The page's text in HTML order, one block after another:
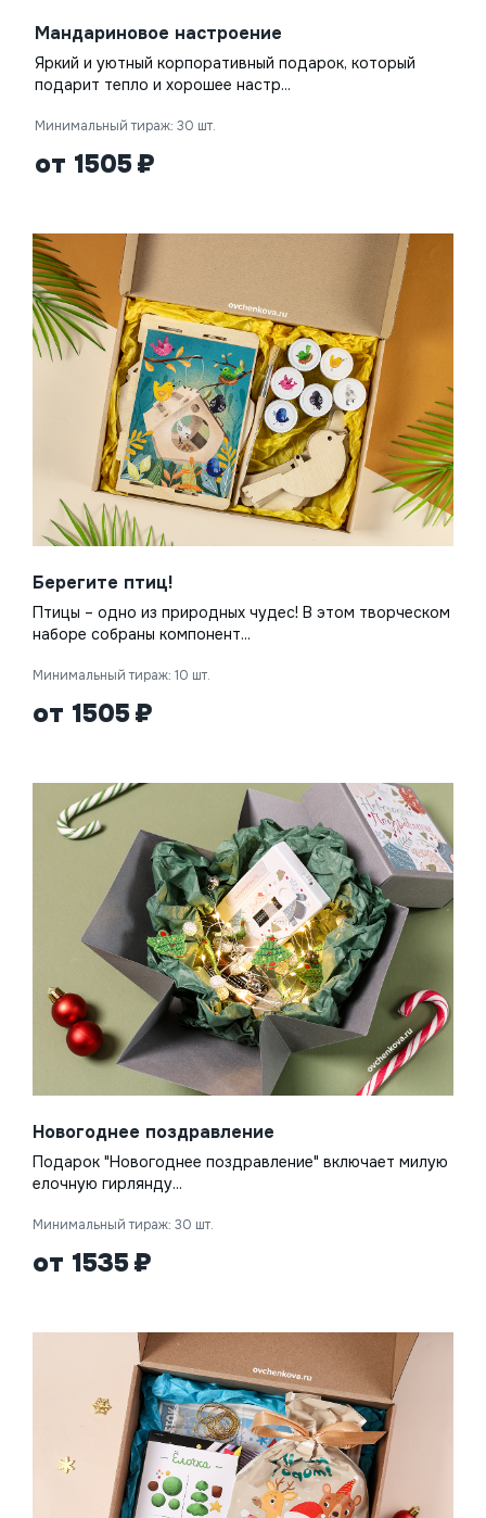
Мандариновое настроение
Яркий и уютный корпоративный подарок, который
подарит тепло и хорошее настр...
Минимальный тираж: 30 шт.
от 1505
Берегите птиц!
Птицы – одно из природных чудес! В этом творческом
наборе собраны компонент...
Минимальный тираж: 10 шт.
от 1505
Новогоднее поздравление
Подарок "Новогоднее поздравление" включает милую
елочную гирлянду...
Минимальный тираж: 30 шт.
от 1535